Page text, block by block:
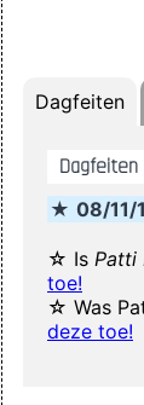
In sixth
Dagfeiten
★ 08/11/
☆ Is Patti
toe!
☆ Was
deze toe!